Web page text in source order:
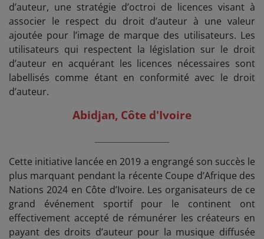
d’auteur, une stratégie d’octroi de licences visant à
associer le respect du droit d’auteur à une valeur
ajoutée pour l’image de marque des utilisateurs. Les
utilisateurs qui respectent la législation sur le droit
d’auteur en acquérant les licences nécessaires sont
labellisés comme étant en conformité avec le droit
d’auteur.
Abidjan, Côte d'Ivoire
Cette initiative lancée en 2019 a engrangé son succès le
plus marquant pendant la récente Coupe d’Afrique des
Nations 2024 en Côte d’Ivoire. Les organisateurs de ce
grand événement sportif pour le continent ont
effectivement accepté de rémunérer les créateurs en
payant des droits d’auteur pour la musique diffusée